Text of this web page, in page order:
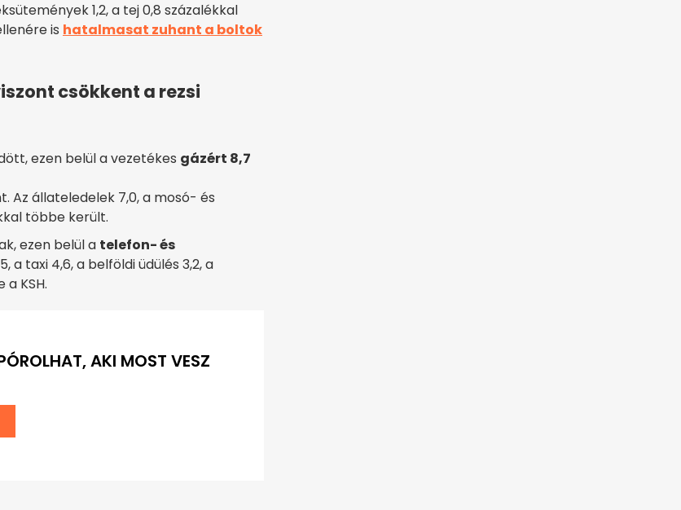
1,2, a tej 0,8 százalékkal
is hatalmasat zuhant a boltok
csökkent a rezsi
ezen belül a vezetékes gázért 8,7
Az állateledelek 7,0, a mosó- és
többe került.
ezen belül a telefon- és
a taxi 4,6, a belföldi üdülés 3,2, a
KSH.
AKI MOST VESZ